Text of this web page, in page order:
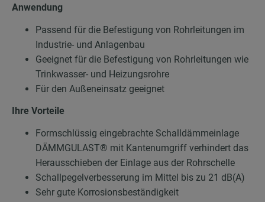
Anwendung
Passend für die Befestigung von Rohrleitungen im
Industrie- und Anlagenbau
Geeignet für die Befestigung von Rohrleitungen wie
Trinkwasser- und Heizungsrohre
Für den Außeneinsatz geeignet
Ihre Vorteile
Formschlüssig eingebrachte Schalldämmeinlage
DÄMMGULAST® mit Kantenumgriff verhindert das
Herausschieben der Einlage aus der Rohrschelle
Schallpegelverbesserung im Mittel bis zu 21 dB(A)
Sehr gute Korrosionsbeständigkeit